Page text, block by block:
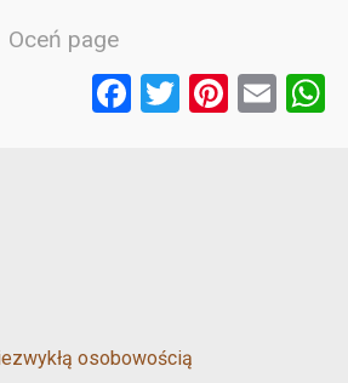
Oceń page
F T Pi E
osobowością